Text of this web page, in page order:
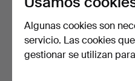
LÁMPARA DE MESA
ITALIANA DE LOS AÑOS
Algunas cookies son
servicio. Las cookies
gestionar se utilizan